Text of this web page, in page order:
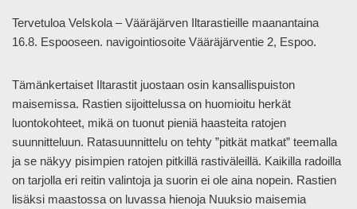
Tervetuloa Velskola – Vääräjärven Iltarastieille maanantaina
16.8. Espooseen. navigointiosoite Vääräjärventie 2, Espoo.
Tämänkertaiset Iltarastit juostaan osin kansallispuiston
maisemissa. Rastien sijoittelussa on huomioitu herkät
luontokohteet, mikä on tuonut pieniä haasteita ratojen
suunnitteluun. Ratasuunnittelu on tehty ”pitkät matkat” teemalla
ja se näkyy pisimpien ratojen pitkillä rastiväleillä. Kaikilla radoilla
on tarjolla eri reitin valintoja ja suorin ei ole aina nopein. Rastien
lisäksi maastossa on luvassa hienoja Nuuksio maisemia